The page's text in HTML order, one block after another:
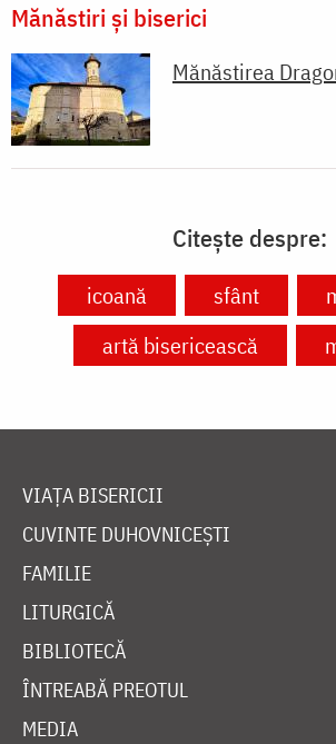
Mănăstiri și biserici
Mănăstirea
Citește despre:
icoană sfânt
artă bisericească
VIAȚA BISERICII
CUVINTE DUHOVNICEȘTI
FAMILIE
LITURGICĂ
BIBLIOTECĂ
ÎNTREABĂ PREOTUL
MEDIA